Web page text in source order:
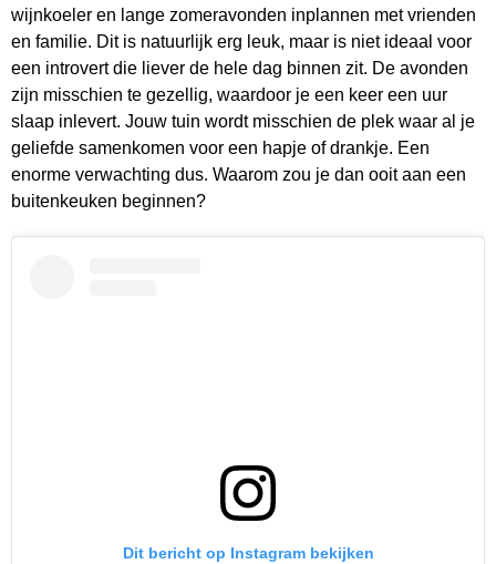
wijnkoeler en lange zomeravonden inplannen met vrienden
en familie. Dit is natuurlijk erg leuk, maar is niet ideaal voor
een introvert die liever de hele dag binnen zit. De avonden
zijn misschien te gezellig, waardoor je een keer een uur
slaap inlevert. Jouw tuin wordt misschien de plek waar al je
geliefde samenkomen voor een hapje of drankje. Een
enorme verwachting dus. Waarom zou je dan ooit aan een
buitenkeuken beginnen?
Dit bericht op Instagram bekijken